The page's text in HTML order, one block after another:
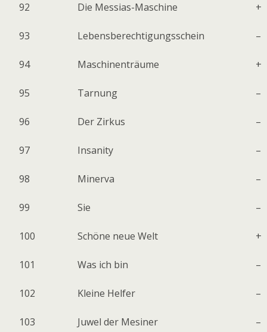
92 Die Messias-Maschine +
93 Lebensberechtigungsschein –
94 Maschinenträume +
95 Tarnung –
96 Der Zirkus –
97 Insanity –
98 Minerva –
99 Sie –
100 Schöne neue Welt +
101 Was ich bin –
102 Kleine Helfer –
103 Juwel der Mesiner –